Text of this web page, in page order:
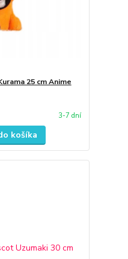
25 cm Anime
3-7 dní
košíka